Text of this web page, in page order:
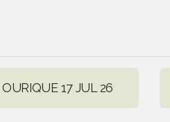
17 JUL 26